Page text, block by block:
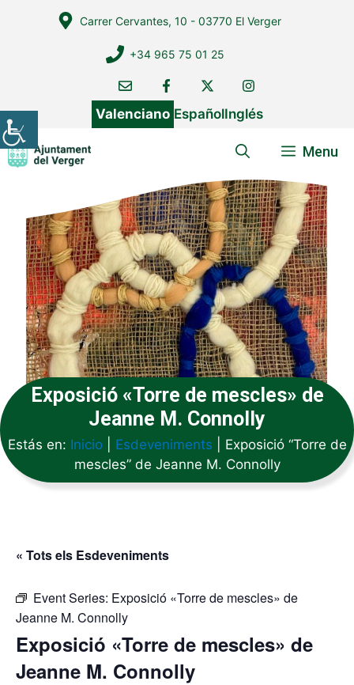
Carrer Cervantes, 10 - 03770 El Verger
+34 965 75 01 25
Valenciano EspañolInglés
Menu
Exposició «Torre de mescles» de
Jeanne M. Connolly
Estás en: Inicio| Esdeveniments
Exposició “Torre de
mescles” de Jeanne M. Connolly
« Tots els Esdeveniments
Event Series: Exposició «Torre de mescles» de
Jeanne M. Connolly
Exposició «Torre de mescles» de
Jeanne M. Connolly